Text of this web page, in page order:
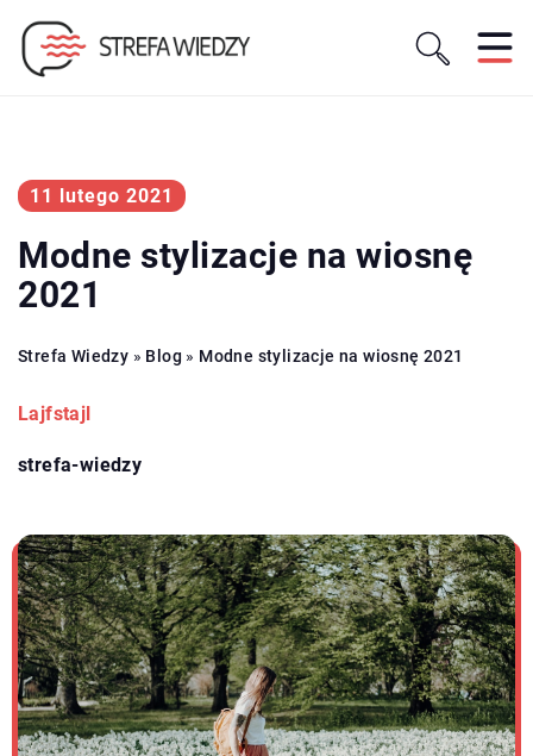
11 lutego 2021
Modne stylizacje na wiosnę
2021
Strefa Wiedzy » Blog » Modne stylizacje na wiosnę 2021
Lajfstajl
strefa-wiedzy